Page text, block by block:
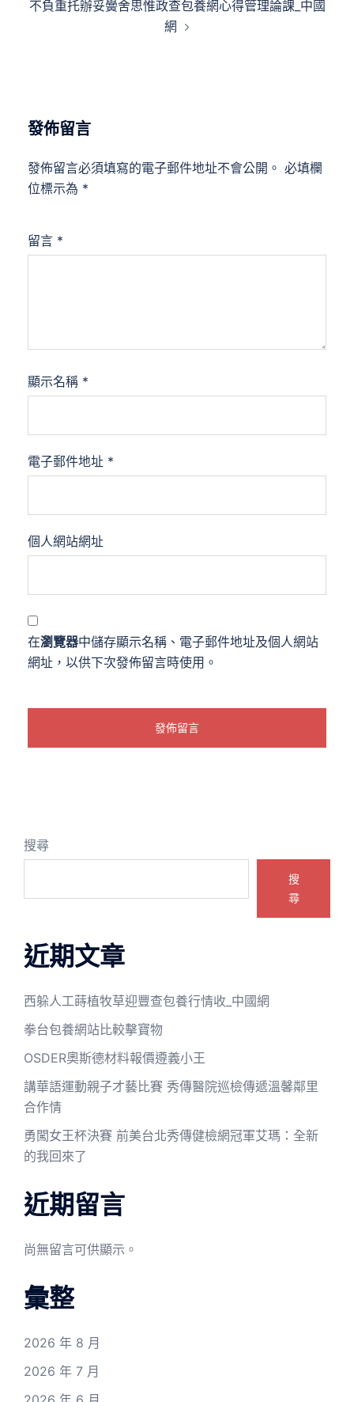
不負重托辦妥黌舍思惟政查包養網心得管理論課_中國
網
發佈留言
發佈留言必須填寫的電子郵件地址不會公開。 必填欄
位標示為 *
留言 *
顯示名稱 *
電子郵件地址 *
個人網站網址
在瀏覽器中儲存顯示名稱、電子郵件地址及個人網站
網址，以供下次發佈留言時使用。
搜尋
搜
尋
近期文章
西躲人工蒔植牧草迎豐查包養行情收_中國網
拳台包養網站比較擊寶物
OSDER奧斯德材料報價遵義小王
講華語運動親子才藝比賽 秀傳醫院巡檢傳遞溫馨鄰里
合作情
勇闖女王杯決賽 前美台北秀傳健檢網冠軍艾瑪：全新
的我回來了
近期留言
尚無留言可供顯示。
彙整
2026 年 8 月
2026 年 7 月